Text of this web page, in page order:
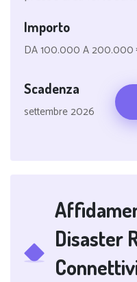
Importo
DA 100.000 A 200.000
Scadenza
settembre 2026
Disaster